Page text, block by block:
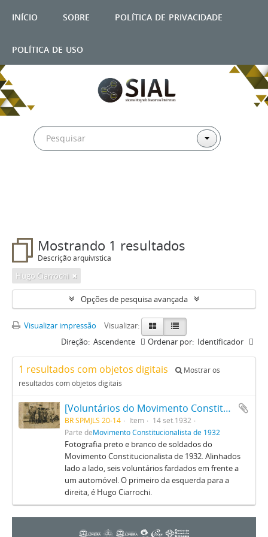
início sobre
política de privacidade
política de uso
Mostrando 1 resultados
Descrição arquivística
Hugo Ciarrochi
Opções de pesquisa avançada
Visualizar impressão
Visualizar:
Ordenar por: Identificador
Direção: Ascendente
1 resultados com objetos digitais
Mostrar os
resultados com objetos digitais
[Voluntários do Movimento Constitucionalista de 1932]
BR SPMJLS 20-14 Item
14 set.1932
Parte deMovimento Constitucionalista de 1932
Fotografia preto e branco de soldados do
Movimento Constitucionalista de 1932. Alinhados
lado a lado, seis voluntários fardados em frente a
um automóvel. O primeiro da esquerda para a
direita, é Hugo Ciarrochi.